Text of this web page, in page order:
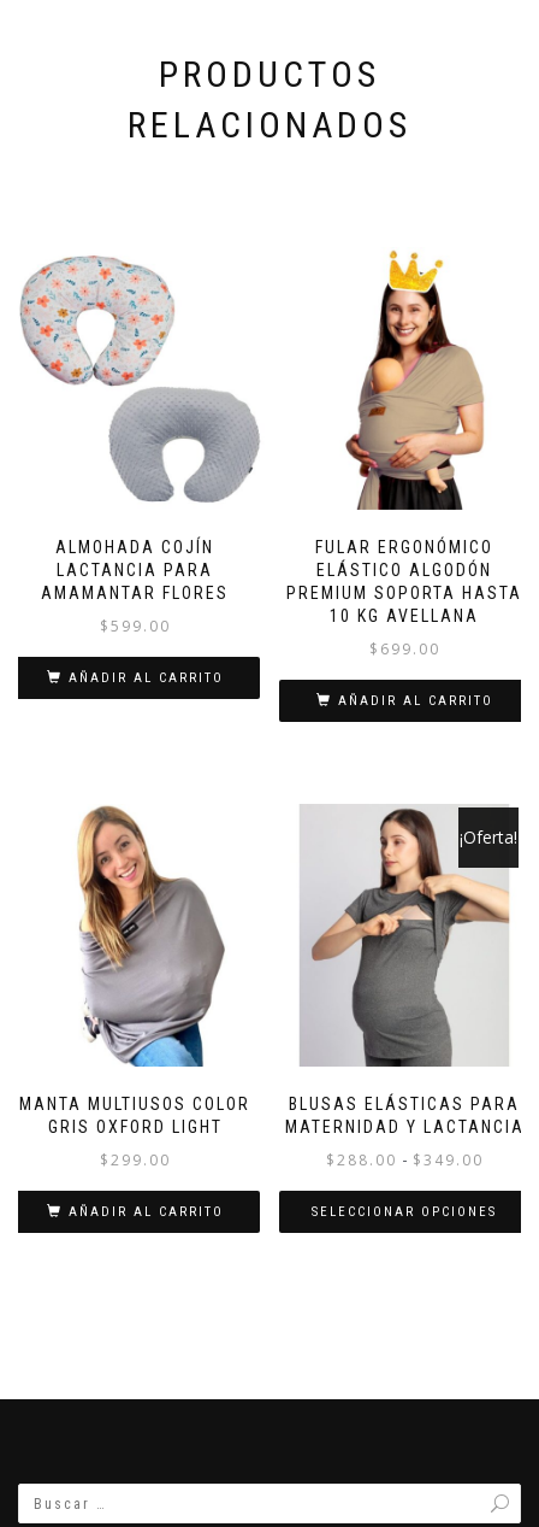
PRODUCTOS
RELACIONADOS
ALMOHADA COJÍN
LACTANCIA PARA
AMAMANTAR FLORES
$599.00
AÑADIR AL CARRITO
FULAR ERGONÓMICO
ELÁSTICO ALGODÓN
PREMIUM SOPORTA HASTA
10 KG AVELLANA
$ 699.00
AÑADIR AL CARRITO
MANTA MULTIUSOS COLOR
GRIS OXFORD LIGHT
$299.00
AÑADIR AL CARRITO
BLUSAS ELÁSTICAS PARA
MATERNIDAD Y LACTANCIA
¡Oferta!
$288.00 - $349.00
de
SELECCIONAR OPCIONES
Las
pueden
elegir